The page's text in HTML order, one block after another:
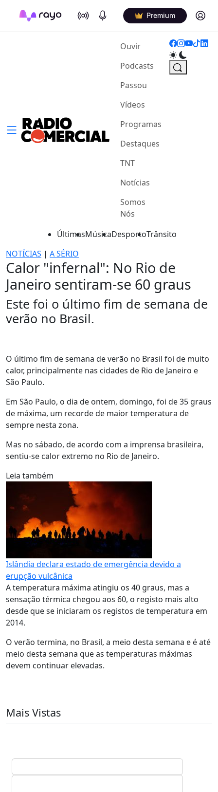
On Air Podcasts Premium Log in
Ouvir(current)
Podcasts
Passou
Vídeos
Programas
Destaques
TNT
Notícias
Somos
Nós
ÚltimasMúsicaDesportoTrânsito
NOTÍCIAS | A SÉRIO
Calor "infernal": No Rio de
Janeiro sentiram-se 60 graus
Este foi o último fim de semana de
verão no Brasil.
O último fim de semana de verão no Brasil foi de muito
calor, principalmente nas cidades de Rio de Janeiro e
São Paulo.
Em São Paulo, o dia de ontem, domingo, foi de 35 graus
de máxima, um recorde de maior temperatura de
sempre nesta zona.
Mas no sábado, de acordo com a imprensa brasileira,
sentiu-se calor extremo no Rio de Janeiro.
Leia também
Islândia declara estado de emergência devido a
erupção vulcânica
A temperatura máxima atingiu os 40 graus, mas a
sensação térmica chegou aos 60, o registo mais alto
desde que se iniciaram os registos de temperatura em
2014.
O verão termina, no Brasil, a meio desta semana e é até
meio desta semana que as temperaturas máximas
devem continuar elevadas.
Mais Vistas